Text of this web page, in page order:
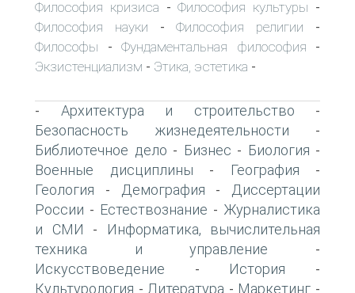
Философия кризиса -Философия культуры -
Философия науки -Философия религии -
Философы - Фундаментальная философия -
Экзистенциализм - Этика, эстетика -
- Архитектура и строительство -
Безопасность жизнедеятельности -
Библиотечное дело - Бизнес - Биология -
Военные дисциплины - География -
Геология - Демография -
Диссертации
России - Естествознание - Журналистика
и СМИ -
Информатика, вычислительная
техника и управление -
Искусствоведение - История -
Культурология - Литература - Маркетинг -